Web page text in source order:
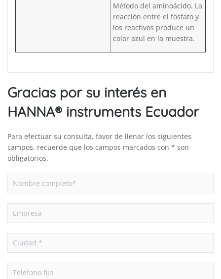
Método del aminoácido. La
reacción entre el fosfato y
los reactivos produce un
color azul en la muestra.
Gracias por su interés en
HANNA® instruments Ecuador
Para efectuar su consulta, favor de llenar los siguientes
campos, recuerde que los campos marcados con * son
obligatorios.